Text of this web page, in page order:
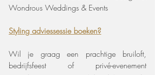
Wondrous Weddings & Events
Styling adviessessie boeken?
Wil je graag een prachtige bruiloft,
bedrijfsfeest of privé-evenement